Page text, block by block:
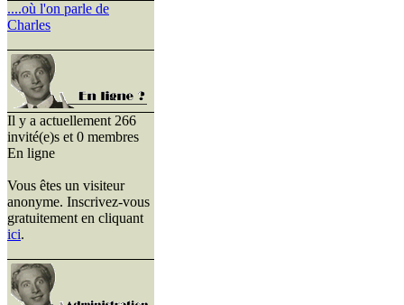
....où l'on parle de
Charles
Il y a actuellement 266
invité(e)s et 0 membres
En ligne
Vous êtes un visiteur
anonyme. Inscrivez-vous
gratuitement en cliquant
ici.